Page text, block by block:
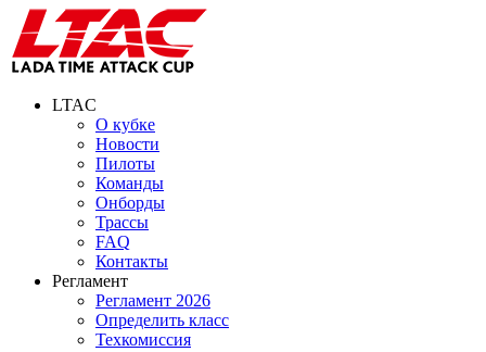
LTAC
О кубке
Новости
Пилоты
Команды
Онборды
Трассы
FAQ
Контакты
Регламент
Регламент 2026
Определить класс
Техкомиссия